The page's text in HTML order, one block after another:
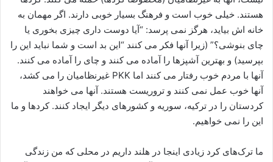
هستند. خیلی خوب است و فرهنگ بسیار خوبی دارند. اگر مهمان به
خانه اش بیاید، هرگز نمی پرسد: “آیا دوست داری چیزی بخوری یا
چای بنوشی؟” (زیرا آنها فکر می کنند “این بد است و شما نباید این را
بپرسید) و بهترین آشپزها را آماده می کنند و چای را آماده می کنند.
آنها با مردم خوب رفتار می کنند اما PKK غیرنظامیان را می کشد،
آنها خوب عمل نمی کنند و تروریست هستند. آنها می خواهند
کردستان را در ترکیه، سوریه و کشورهای دیگر ایجاد کنند. کردها و ما
این را نمی خواهیم.
ما ترک‌های کرد زیادی اینجا در هلند داریم در محلی که من زندگی